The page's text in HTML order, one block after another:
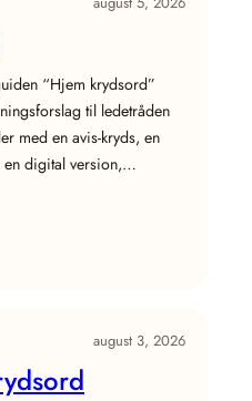
“Hjem krydsord”
til ledetråden
med en avis‑kryds, en
en digital version,…
august 3, 2026